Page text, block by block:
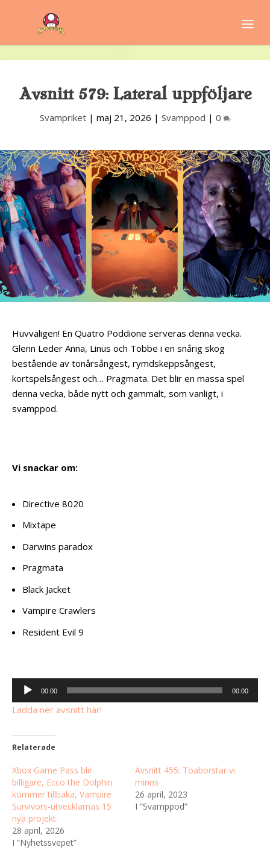
Avsnitt 579: Lateral uppföljare
Svampriket| maj 21, 2026 | Svamppod | 0
Huvvaligen! En Quatro Poddione serveras denna vecka.
Glenn Leder Anna, Linus och Tobbe i en snårig skog
bestående av tonårsångest, rymdskeppsångest,
kortspelsångest och… Pragmata. Det blir en massa spel
denna vecka, både nytt och gammalt, som vanligt, i
svamppod.
Vi snackar om:
Directive 8020
Mixtape
Darwins paradox
Pragmata
Black Jacket
Vampire Crawlers
Resident Evil 9
Ljudspelare
00:00 00:00
Ladda ner avsnitt här!
Relaterade
Xbox Game Pass blir
billigare, Ecco the Dolphin
kommer tillbaka, Vampire
Survivors-utvecklarnas 15
nya projekt
28 april, 2026
I ”Nyhetssvepet”
Avsnitt 455: Toaborstar vi
minns
26 april, 2023
I ”Svamppod”